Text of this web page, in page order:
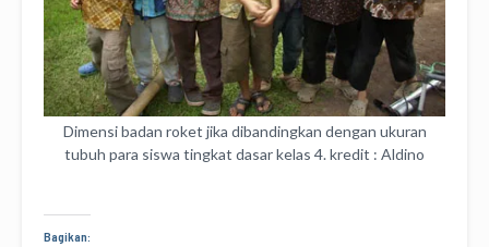
Dimensi badan roket jika dibandingkan dengan ukuran
tubuh para siswa tingkat dasar kelas 4. kredit : Aldino
Bagikan: